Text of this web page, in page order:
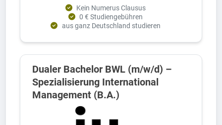
Kein Numerus Clausus
0 € Studiengebühren
aus ganz Deutschland studieren
Dualer Bachelor BWL (m/w/d) –
Spezialisierung International
Management (B.A.)